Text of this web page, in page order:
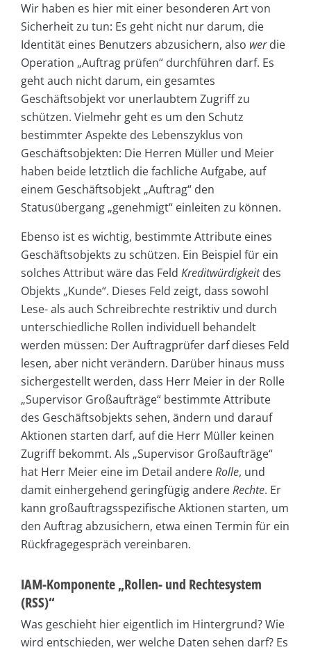
Wir haben es hier mit einer besonderen Art von
Sicherheit zu tun: Es geht nicht nur darum, die
Identität eines Benutzers abzusichern, also werdie
Operation „Auftrag prüfen“ durchführen darf. Es
geht auch nicht darum, ein gesamtes
Geschäftsobjekt vor unerlaubtem Zugriff zu
schützen. Vielmehr geht es um den Schutz
bestimmter Aspekte des Lebenszyklus von
Geschäftsobjekten: Die Herren Müller und Meier
haben beide letztlich die fachliche Aufgabe, auf
einem Geschäftsobjekt „Auftrag“ den
Statusübergang „genehmigt“ einleiten zu können.
Ebenso ist es wichtig, bestimmte Attribute eines
Geschäftsobjekts zu schützen. Ein Beispiel für ein
solches Attribut wäre das Feld Kreditwürdigkeitdes
Objekts „Kunde“. Dieses Feld zeigt, dass sowohl
Lese- als auch Schreibrechte restriktiv und durch
unterschiedliche Rollen individuell behandelt
werden müssen: Der Auftragprüfer darf dieses Feld
lesen, aber nicht verändern. Darüber hinaus muss
sichergestellt werden, dass Herr Meier in der Rolle
„Supervisor Großaufträge“ bestimmte Attribute
des Geschäftsobjekts sehen, ändern und darauf
Aktionen starten darf, auf die Herr Müller keinen
Zugriff bekommt. Als „Supervisor Großaufträge“
hat Herr Meier eine im Detail andereRolle, und
damit einhergehend geringfügig andereRechte. Er
kann großauftragsspezifische Aktionen starten, um
den Auftrag abzusichern, etwa einen Termin für ein
Rückfragegespräch vereinbaren.
IAM-Komponente „Rollen- und Rechte­system
(RSS)“
Was geschieht hier eigentlich im Hintergrund? Wie
wird entschieden, wer welche Daten sehen darf? Es